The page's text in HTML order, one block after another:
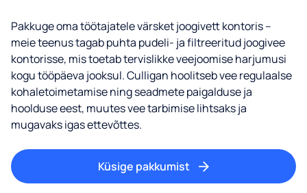
Pakkuge oma töötajatele värsket joogivett kontoris –
meie teenus tagab puhta pudeli- ja filtreeritud joogivee
kontorisse, mis toetab tervislikke veejoomise harjumusi
kogu tööpäeva jooksul. Culligan hoolitseb vee regulaalse
kohaletoimetamise ning seadmete paigalduse ja
hoolduse eest, muutes vee tarbimise lihtsaks ja
mugavaks igas ettevõttes.
Küsige pakkumist